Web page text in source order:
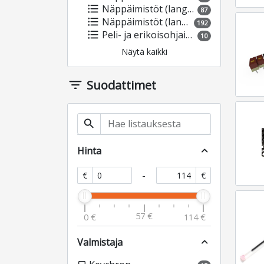
format_list_bulleted Näppäimistöt (langalliset) 87
format_list_bulleted Näppäimistöt (langattomat) 192
format_list_bulleted Peli- ja erikoisohjaimet 10
Näytä kaikki
filter_list Suodattimet
search
Hinta expand_less
€ - €
0 € 57 € 114 €
Valmistaja expand_less